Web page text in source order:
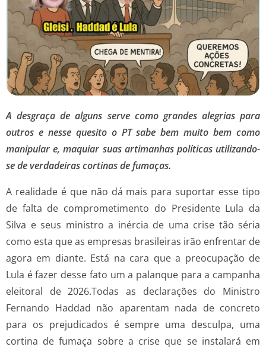
A desgraça de alguns serve como grandes alegrias para
outros e nesse quesito o PT sabe bem muito bem como
manipular e, maquiar suas artimanhas políticas utilizando-
se de verdadeiras cortinas de fumaças.
A realidade é que não dá mais para suportar esse tipo
de falta de comprometimento do Presidente Lula da
Silva e seus ministro a inércia de uma crise tão séria
como esta que as empresas brasileiras irão enfrentar de
agora em diante. Está na cara que a preocupação de
Lula é fazer desse fato um a palanque para a campanha
eleitoral de 2026.Todas as declarações do Ministro
Fernando Haddad não aparentam nada de concreto
para os prejudicados é sempre uma desculpa, uma
cortina de fumaça sobre a crise que se instalará em